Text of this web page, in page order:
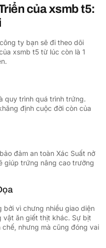
của xsmb t5:
ty bạn sẽ đi theo dõi
xsmb t5 từ lúc còn là 1
quy trình quá trình trứng.
định cuộc đời còn của
đảm an toàn Xác Suất nở
giúp trứng nâng cao trưởng
vì chưng nhiều giao diện
vật ăn giết thịt khác. Sự bịt
nhưng mà cũng đóng vai